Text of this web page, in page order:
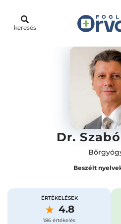
keresés
Dr.
Beszélt
ÉRTÉKELÉSEK
4.8
186 értékelés